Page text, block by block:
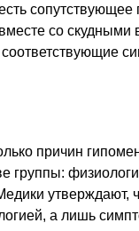
сопутствующее
со
причин
группы:
утверждают,
а лишь